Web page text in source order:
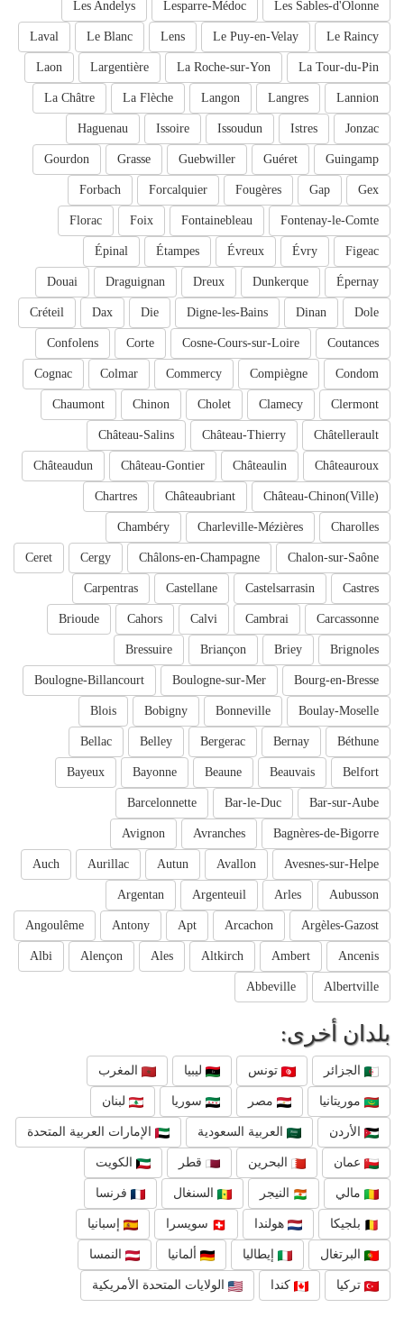
Les Sables-d'Olonne
Lesparre-Médoc
Les Andelys
Le Raincy
Le Puy-en-Velay
Lens
Le Blanc
Laval
La Tour-du-Pin
La Roche-sur-Yon
Largentière
Laon
Lannion
Langres
Langon
La Flèche
La Châtre
Jonzac
Istres
Issoudun
Issoire
Haguenau
Guingamp
Guéret
Guebwiller
Grasse
Gourdon
Gex
Gap
Fougères
Forcalquier
Forbach
Fontenay-le-Comte
Fontainebleau
Foix
Florac
Figeac
Évry
Évreux
Étampes
Épinal
Épernay
Dunkerque
Dreux
Draguignan
Douai
Dole
Dinan
Digne-les-Bains
Die
Dax
Créteil
Coutances
Cosne-Cours-sur-Loire
Corte
Confolens
Condom
Compiègne
Commercy
Colmar
Cognac
Clermont
Clamecy
Cholet
Chinon
Chaumont
Châtellerault
Château-Thierry
Château-Salins
Châteauroux
Châteaulin
Château-Gontier
Châteaudun
Château-Chinon(Ville)
Châteaubriant
Chartres
Charolles
Charleville-Mézières
Chambéry
Chalon-sur-Saône
Châlons-en-Champagne
Cergy
Ceret
Castres
Castelsarrasin
Castellane
Carpentras
Carcassonne
Cambrai
Calvi
Cahors
Brioude
Brignoles
Briey
Briançon
Bressuire
Bourg-en-Bresse
Boulogne-sur-Mer
Boulogne-Billancourt
Boulay-Moselle
Bonneville
Bobigny
Blois
Béthune
Bernay
Bergerac
Belley
Bellac
Belfort
Beauvais
Beaune
Bayonne
Bayeux
Bar-sur-Aube
Bar-le-Duc
Barcelonnette
Bagnères-de-Bigorre
Avranches
Avignon
Avesnes-sur-Helpe
Avallon
Autun
Aurillac
Auch
Aubusson
Arles
Argenteuil
Argentan
Argèles-Gazost
Arcachon
Apt
Antony
Angoulême
Ancenis
Ambert
Altkirch
Ales
Alençon
Albi
Albertville
Abbeville
بلدان أخرى:
الجزائر تونس ليبيا المغرب
موريتانيا مصر سوريا لبنان
الأردن العربية السعودية الإمارات العربية المتحدة
عمان البحرين قطر الكويت
مالي النيجر السنغال فرنسا
بلجيكا هولندا سويسرا إسبانيا
البرتغال إيطاليا ألمانيا النمسا
تركيا كندا الولايات المتحدة الأمريكية